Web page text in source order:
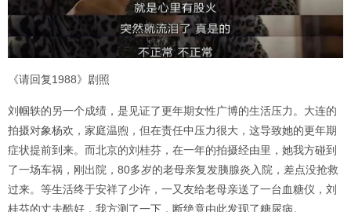
《请回复1988》剧照
刘帼轶的另一个成绩，是见证了更年期女性广博的生活压力。大连的
拍摄对象杨欢，家庭温煦，但在责任中压力很大，这导致她的更年期
症状提前到来。而北京的刘桂芬，在一年的拍摄经由里，她我方碰到
了一场车祸，刚出院，80多岁的老母亲复发胰腺炎入院，差点没抢救
过来。等生活终于安祥了少许，一又友给老母亲送了一台血糖仪，刘
桂芬的丈夫酷好，我方测了一下，断绝竟由此发现了糖尿病。